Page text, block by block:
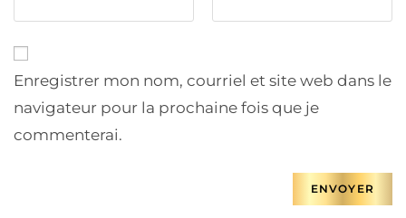
Enregistrer mon nom, courriel et site web dans le
navigateur pour la prochaine fois que je
commenterai.